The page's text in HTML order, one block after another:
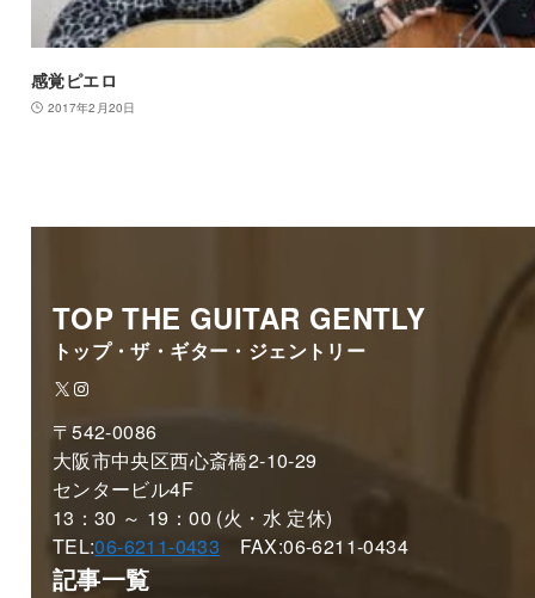
感覚ピエロ
2017年2月20日
TOP THE GUITAR GENTLY
トップ・ザ・ギター・ジェントリー
X Instagram
〒542-0086
大阪市中央区西心斎橋2-10-29
センタービル4F
13：30 ～ 19：00 (火・水 定休)
TEL:06-6211-0433 FAX:06-6211-0434
記事一覧